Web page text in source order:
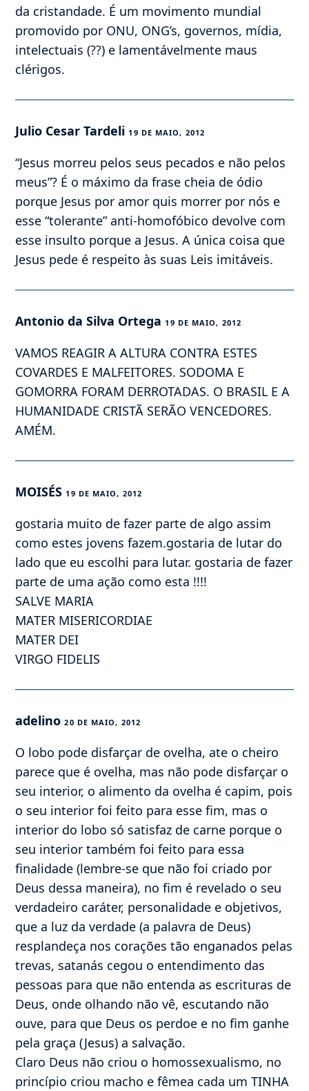
da cristandade. É um movimento mundial
promovido por ONU, ONG’s, governos, mídia,
intelectuais (??) e lamentávelmente maus
clérigos.
Julio Cesar Tardeli19 DE MAIO, 2012
“Jesus morreu pelos seus pecados e não pelos
meus”? É o máximo da frase cheia de ódio
porque Jesus por amor quis morrer por nós e
esse “tolerante” anti-homofóbico devolve com
esse insulto porque a Jesus. A única coisa que
Jesus pede é respeito às suas Leis imitáveis.
Antonio da Silva Ortega19 DE MAIO, 2012
VAMOS REAGIR A ALTURA CONTRA ESTES
COVARDES E MALFEITORES. SODOMA E
GOMORRA FORAM DERROTADAS. O BRASIL E A
HUMANIDADE CRISTÃ SERÃO VENCEDORES.
AMÉM.
MOISÉS19 DE MAIO, 2012
gostaria muito de fazer parte de algo assim
como estes jovens fazem.gostaria de lutar do
lado que eu escolhi para lutar. gostaria de fazer
parte de uma ação como esta !!!!
SALVE MARIA
MATER MISERICORDIAE
MATER DEI
VIRGO FIDELIS
adelino20 DE MAIO, 2012
O lobo pode disfarçar de ovelha, ate o cheiro
parece que é ovelha, mas não pode disfarçar o
seu interior, o alimento da ovelha é capim, pois
o seu interior foi feito para esse fim, mas o
interior do lobo só satisfaz de carne porque o
seu interior também foi feito para essa
finalidade (lembre-se que não foi criado por
Deus dessa maneira), no fim é revelado o seu
verdadeiro caráter, personalidade e objetivos,
que a luz da verdade (a palavra de Deus)
resplandeça nos corações tão enganados pelas
trevas, satanás cegou o entendimento das
pessoas para que não entenda as escrituras de
Deus, onde olhando não vê, escutando não
ouve, para que Deus os perdoe e no fim ganhe
pela graça (Jesus) a salvação.
Claro Deus não criou o homossexualismo, no
princípio criou macho e fêmea cada um TINHA